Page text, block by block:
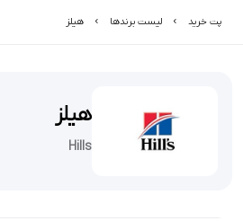
پت خرید لیست برند‌ها هیلز
هیلز
Hills